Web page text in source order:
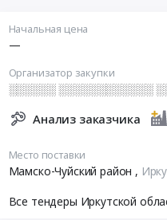
Начальная цена
—
Организатор закупки
░░░░░░ ░░░░░░░░░░░░
Анализ заказчика
Место поставки
Мамско-Чуйский район ,
Все тендеры Иркутской